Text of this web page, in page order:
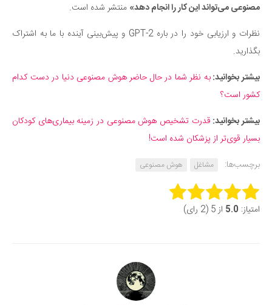
مصنوعی می‌تواند این کار را انجام دهد» منتشر شده است.
نظرات و ارزیابی خود را در باره GPT-2 و پیش‌بینی آینده با ما به اشتراک
بگذارید.
بیشتر بخوانید:به نظر شما در حال حاضر هوش مصنوعی دنیا در دست کدام
کشور است؟
بیشتر بخوانید: قدرت تشخیص هوش مصنوعی در زمینه بیماری‌های کودکان
بسیار قوی‌تر از پزشکان شده است!
برچسب‌ها:
مشاغل هوش مصنوعی
Rate this item:
امتیاز: 5.0 از 5 (2 رای)